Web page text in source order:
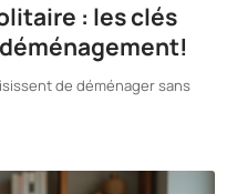
: les clés
de déménager sans